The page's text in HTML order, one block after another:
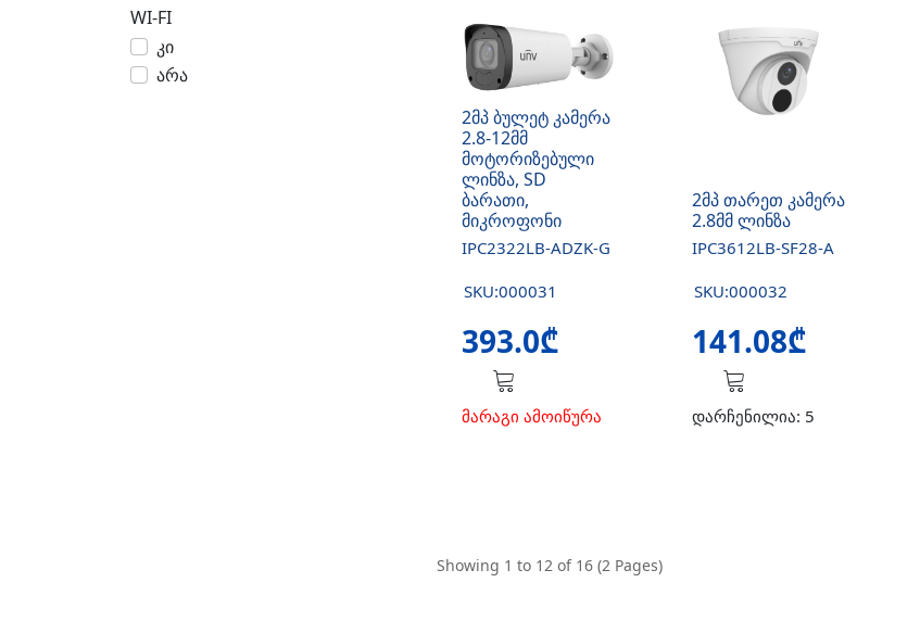
WI-FI
კი
არა
2მპ ბულეტ კამერა
2.8-12მმ
მოტორიზებული
ლინზა, SD
ბარათი,
მიკროფონი
IPC2322LB-ADZK-G
SKU:000031
393.0₾
მარაგი ამოიწურა
2მპ თარეთ კამერა
2.8მმ ლინზა
IPC3612LB-SF28-A
SKU:000032
141.08₾
დარჩენილია: 5
Showing 1 to 12 of 16 (2 Pages)